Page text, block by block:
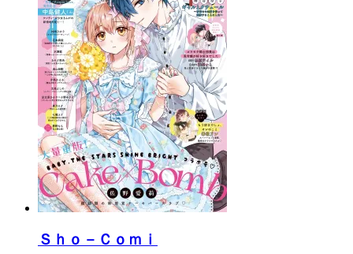
Ｓｈｏ－Ｃｏｍｉ